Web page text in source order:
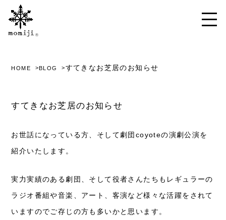
HOME BLOG すてきなお芝居のお知らせ
すてきなお芝居のお知らせ
お世話になっている方、そして劇団coyoteの演劇公演を
紹介いたします。
実力実績のある劇団、そして役者さんたちもレギュラーの
ラジオ番組や音楽、アート、客演など様々な活躍をされて
いますのでご存じの方も多いかと思います。